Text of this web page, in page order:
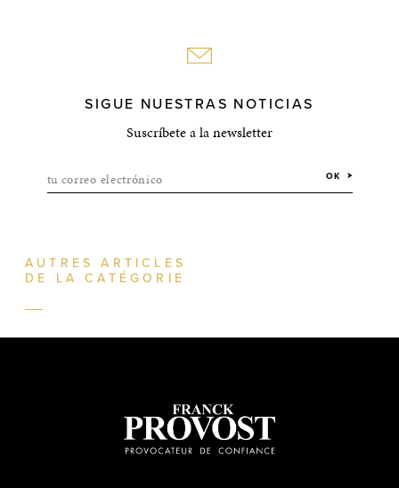
SIGUE NUESTRAS NOTICIAS
Suscríbete a la newsletter
tu correo electrónico OK
AUTRES ARTICLES
DE LA CATÉGORIE